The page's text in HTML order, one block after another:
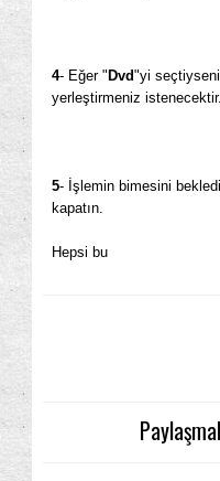
4- Eğer " Dvd"yi
yerleştirmeniz istenecektir.
5- İşlemin bimesini
kapatın.
Hepsi bu